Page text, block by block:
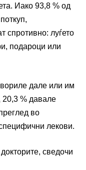
Иако 93,8 % од
спротивно: луѓето
подароци или
дале или им
20,3 % давале
во
лекови.
сведочи